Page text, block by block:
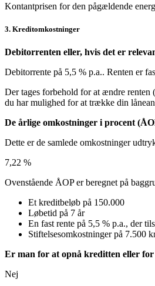
Kontantprisen for den pågældende
3. Kreditomkostninger
Debitorrenten eller, hvis det er
Debitorrente på 5,5 % p.a.. Renten er
Der tages forbehold for at ændre renten
du har mulighed for at trække din
De årlige omkostninger i procent
Dette er de samlede omkostninger
7,22 %
Ovenstående ÅOP er beregnet på
Et kreditbeløb på 150.000
Løbetid på 7 år
En fast rente på 5,5 % p.a., der
Stiftelsesomkostninger på 7.500
Er man for at opnå kreditten eller
Nej